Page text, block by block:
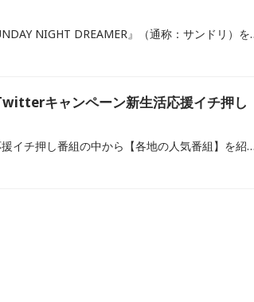
有吉弘行さんの人気ラジオ番組『有吉弘行のSUNDAY
キャンペーン新生活応援イチ押し
「#春ラジオ99」Twitterキャンペーン新生活応援イチ押し番組の中から【各地の人気番組】を紹介します。